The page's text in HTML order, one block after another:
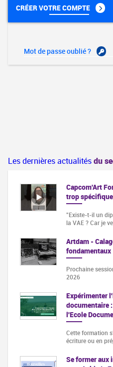
CRÉER VOTRE COMPTE
Mot de passe oublié ?
Les dernières actualitésdu
Capcom'Art
trop
"Existe-t-il un
la VAE ? Car je
Artdam -
fondamentaux
Prochaine
2026
Expérimenter
documentaire
l'Ecole
Cette formation
écriture ou en
Se former aux